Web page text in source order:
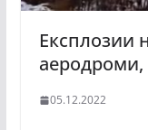
Експлозии
05.12.2022